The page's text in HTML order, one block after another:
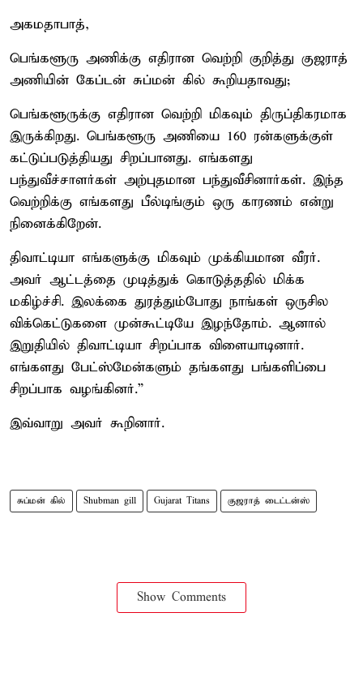
அகமதாபாத்,
பெங்களூரு அணிக்கு எதிரான வெற்றி குறித்து குஜராத்
அணியின் கேப்டன் சுப்மன் கில் கூறியதாவது;
பெங்களூருக்கு எதிரான வெற்றி மிகவும் திருப்திகரமாக
இருக்கிறது. பெங்களூரு அணியை 160 ரன்களுக்குள்
கட்டுப்படுத்தியது சிறப்பானது. எங்களது
பந்துவீச்சாளர்கள் அற்புதமான பந்துவீசினார்கள். இந்த
வெற்றிக்கு எங்களது பீல்டிங்கும் ஒரு காரணம் என்று
நினைக்கிறேன்.
திவாட்டியா எங்களுக்கு மிகவும் முக்கியமான வீரர்.
அவர் ஆட்டத்தை முடித்துக் கொடுத்ததில் மிக்க
மகிழ்ச்சி. இலக்கை துரத்தும்போது நாங்கள் ஒருசில
விக்கெட்டுகளை முன்கூட்டியே இழந்தோம். ஆனால்
இறுதியில் திவாட்டியா சிறப்பாக விளையாடினார்.
எங்களது பேட்ஸ்மேன்களும் தங்களது பங்களிப்பை
சிறப்பாக வழங்கினர்.”
இவ்வாறு அவர் கூறினார்.
சுப்மன் கில் Shubman gill Gujarat Titans குஜராத் டைட்டன்ஸ்
Show Comments